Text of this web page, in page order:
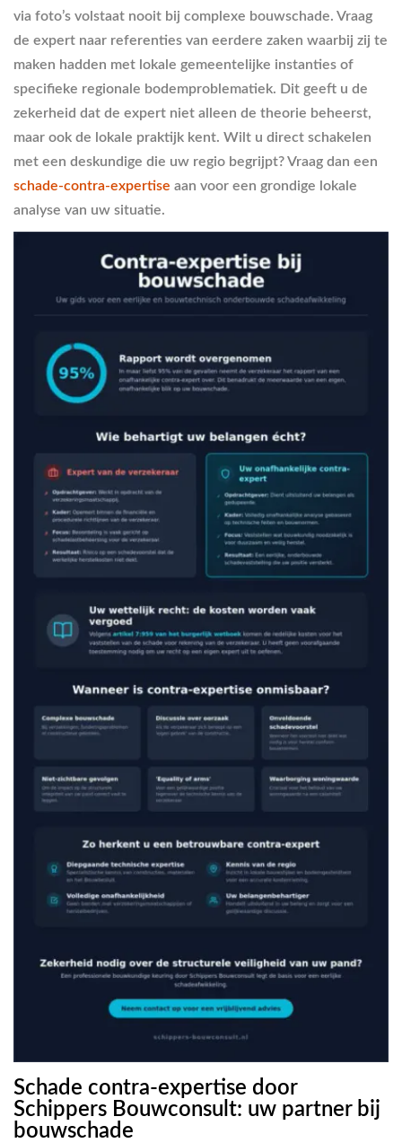
via foto’s volstaat nooit bij complexe bouwschade. Vraag
de expert naar referenties van eerdere zaken waarbij zij te
maken hadden met lokale gemeentelijke instanties of
specifieke regionale bodemproblematiek. Dit geeft u de
zekerheid dat de expert niet alleen de theorie beheerst,
maar ook de lokale praktijk kent. Wilt u direct schakelen
met een deskundige die uw regio begrijpt? Vraag dan een
schade-contra-expertise aan voor een grondige lokale
analyse van uw situatie.
Schade contra-expertise door
Schippers Bouwconsult: uw partner bij
bouwschade